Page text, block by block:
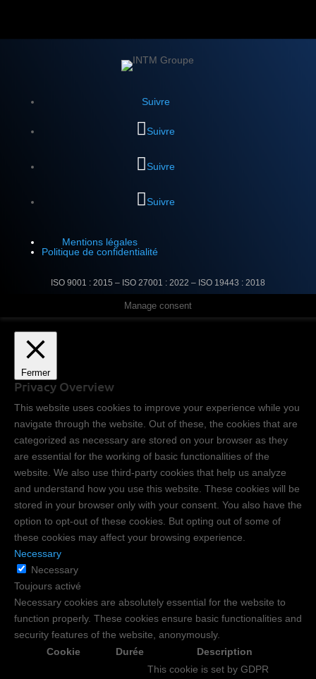
Suivre
Suivre
Suivre
Suivre
Mentions légales
Politique de confidentialité
ISO 9001 : 2015 – ISO 27001 : 2022 – ISO 19443 : 2018
Manage consent
Fermer
Privacy Overview
This website uses cookies to improve your experience while you
navigate through the website. Out of these, the cookies that are
categorized as necessary are stored on your browser as they
are essential for the working of basic functionalities of the
website. We also use third-party cookies that help us analyze
and understand how you use this website. These cookies will be
stored in your browser only with your consent. You also have the
option to opt-out of these cookies. But opting out of some of
these cookies may affect your browsing experience.
Necessary
Necessary
Toujours activé
Necessary cookies are absolutely essential for the website to
function properly. These cookies ensure basic functionalities and
security features of the website, anonymously.
Cookie
Durée Description
This cookie is set by GDPR